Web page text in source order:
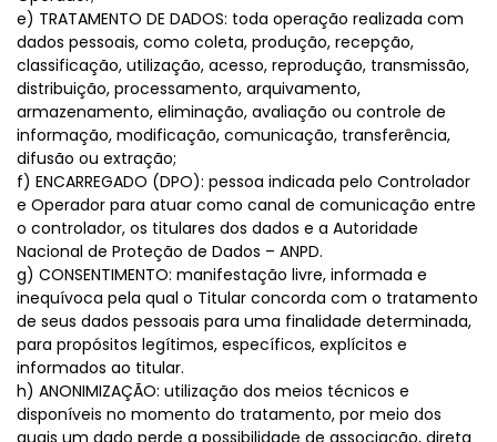
e) TRATAMENTO DE DADOS: toda operação realizada com
dados pessoais, como coleta, produção, recepção,
classificação, utilização, acesso, reprodução, transmissão,
distribuição, processamento, arquivamento,
armazenamento, eliminação, avaliação ou controle de
informação, modificação, comunicação, transferência,
difusão ou extração;
f) ENCARREGADO (DPO): pessoa indicada pelo Controlador
e Operador para atuar como canal de comunicação entre
o controlador, os titulares dos dados e a Autoridade
Nacional de Proteção de Dados – ANPD.
g) CONSENTIMENTO: manifestação livre, informada e
inequívoca pela qual o Titular concorda com o tratamento
de seus dados pessoais para uma finalidade determinada,
para propósitos legítimos, específicos, explícitos e
informados ao titular.
h) ANONIMIZAÇÃO: utilização dos meios técnicos e
disponíveis no momento do tratamento, por meio dos
quais um dado perde a possibilidade de associação, direta